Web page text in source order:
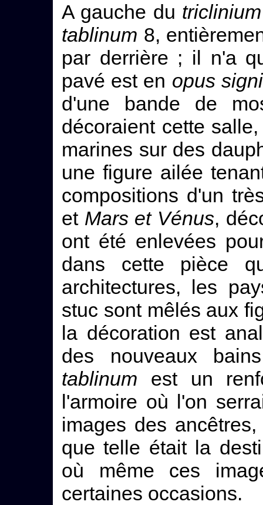
A gauche du triclinium
tablinum 8,
par derrière ; il n'a
pavé est en opus
d'une bande de
décoraient cette
marines sur des
une figure ailée
compositions d'un
et Mars et Vénus,
ont été enlevées
dans cette pièce
architectures, les
stuc sont mêlés aux
la décoration est
des nouveaux
tablinum est un
l'armoire où l'on
images des
que telle était la
où même ces
certaines occasions.